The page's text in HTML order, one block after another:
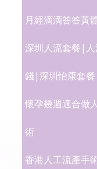
月經滴滴答答黃
深圳人流套餐|
錢|深圳怡康套餐
懷孕幾週適合做
術
香港人工流產手